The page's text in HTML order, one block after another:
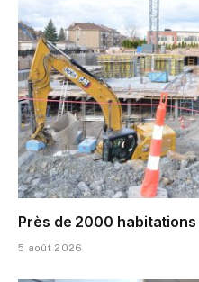
Près de 2000
5 août 2026